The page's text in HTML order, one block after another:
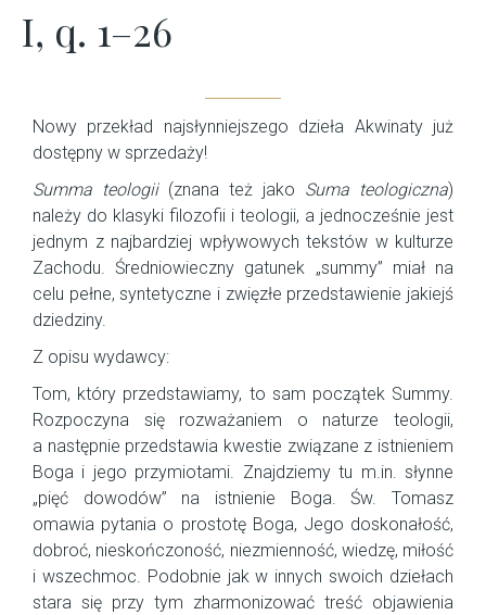
I, q. 1–26
Nowy przekład najsłynniejszego dzieła Akwinaty już
dostępny w sprzedaży!
Summa teologii(znana też jako Suma teologiczna)
należy do klasyki filozofii i teologii, a jednocześnie jest
jednym z najbardziej wpływowych tekstów w kulturze
Zachodu. Średniowieczny gatunek „summy” miał na
celu pełne, syntetyczne i zwięzłe przedstawienie jakiejś
dziedziny.
Z opisu wydawcy:
Tom, który przedstawiamy, to sam początek Summy.
Rozpoczyna się rozważaniem o naturze teologii,
a następnie przedstawia kwestie związane z istnieniem
Boga i jego przymiotami. Znajdziemy tu m.in. słynne
„pięć dowodów” na istnienie Boga. Św. Tomasz
omawia pytania o prostotę Boga, Jego doskonałość,
dobroć, nieskończoność, niezmienność, wiedzę, miłość
i wszechmoc. Podobnie jak w innych swoich dziełach
stara się przy tym zharmonizować treść objawienia